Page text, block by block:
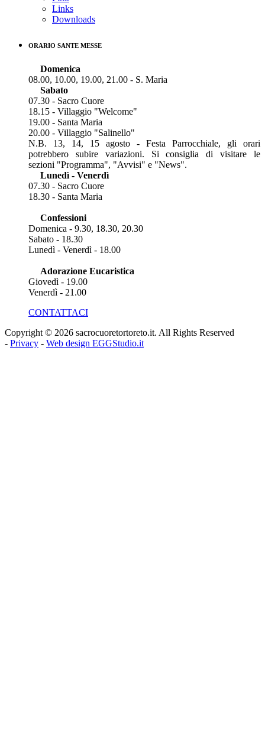
Links
Downloads
ORARIO SANTE MESSE
Domenica
08.00, 10.00, 19.00, 21.00 - S. Maria
Sabato
07.30 - Sacro Cuore
18.15 - Villaggio "Welcome"
19.00 - Santa Maria
20.00 - Villaggio "Salinello"
N.B. 13, 14, 15 agosto - Festa Parrocchiale, gli orari
potrebbero subire variazioni. Si consiglia di visitare le
sezioni "Programma", "Avvisi" e "News".
Lunedì - Venerdì
07.30 - Sacro Cuore
18.30 - Santa Maria
Confessioni
Domenica - 9.30, 18.30, 20.30
Sabato - 18.30
Lunedì - Venerdì - 18.00
Adorazione Eucaristica
Giovedì - 19.00
Venerdì - 21.00
CONTATTACI
Copyright © 2026 sacrocuoretortoreto.it. All Rights Reserved
- Privacy - Web design EGGStudio.it